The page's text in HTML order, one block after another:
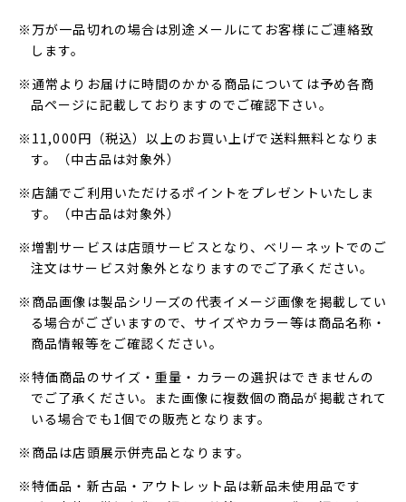
※万が一品切れの場合は別途メールにてお客様にご連絡致
します。
※通常よりお届けに時間のかかる商品については予め各商
品ページに記載しておりますのでご確認下さい。
※11,000円（税込）以上のお買い上げで送料無料となりま
す。（中古品は対象外）
※店舗でご利用いただけるポイントをプレゼントいたしま
す。（中古品は対象外）
※増割サービスは店頭サービスとなり、ベリーネットでのご
注文はサービス対象外となりますのでご了承ください。
※商品画像は製品シリーズの代表イメージ画像を掲載してい
る場合がございますので、サイズやカラー等は商品名称・
商品情報等をご確認ください。
※特価商品のサイズ・重量・カラーの選択はできませんの
でご了承ください。また画像に複数個の商品が掲載されて
いる場合でも1個での販売となります。
※商品は店頭展示併売品となります。
※特価品・新古品・アウトレット品は新品未使用品です